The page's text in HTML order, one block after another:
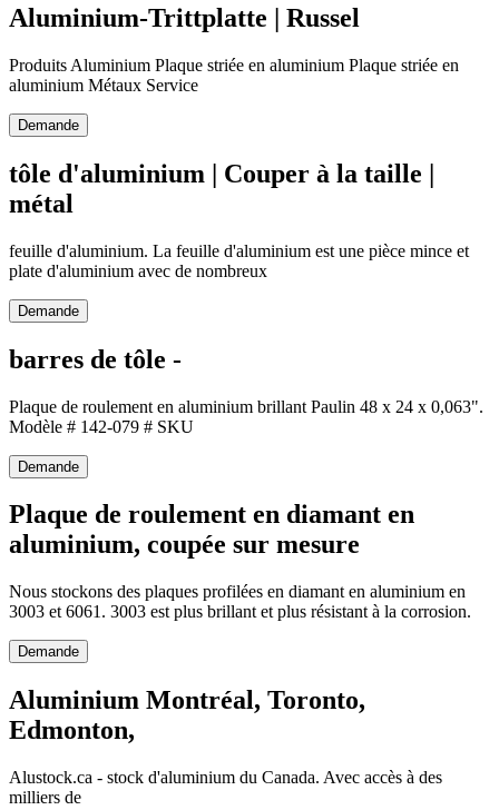
Aluminium-Trittplatte | Russel
Produits Aluminium Plaque striée en aluminium Plaque striée en
aluminium Métaux Service
Demande
tôle d'aluminium | Couper à la taille |
métal
feuille d'aluminium. La feuille d'aluminium est une pièce mince et
plate d'aluminium avec de nombreux
Demande
barres de tôle -
Plaque de roulement en aluminium brillant Paulin 48 x 24 x 0,063".
Modèle # 142-079 # SKU
Demande
Plaque de roulement en diamant en
aluminium, coupée sur mesure
Nous stockons des plaques profilées en diamant en aluminium en
3003 et 6061. 3003 est plus brillant et plus résistant à la corrosion.
Demande
Aluminium Montréal, Toronto,
Edmonton,
Alustock.ca - stock d'aluminium du Canada. Avec accès à des
milliers de